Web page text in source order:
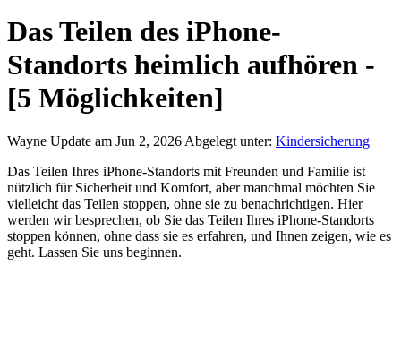
Das Teilen des iPhone-
Standorts heimlich aufhören -
[5 Möglichkeiten]
Wayne Update am Jun 2, 2026 Abgelegt unter: Kindersicherung
Das Teilen Ihres iPhone-Standorts mit Freunden und Familie ist
nützlich für Sicherheit und Komfort, aber manchmal möchten Sie
vielleicht das Teilen stoppen, ohne sie zu benachrichtigen. Hier
werden wir besprechen, ob Sie das Teilen Ihres iPhone-Standorts
stoppen können, ohne dass sie es erfahren, und Ihnen zeigen, wie es
geht. Lassen Sie uns beginnen.